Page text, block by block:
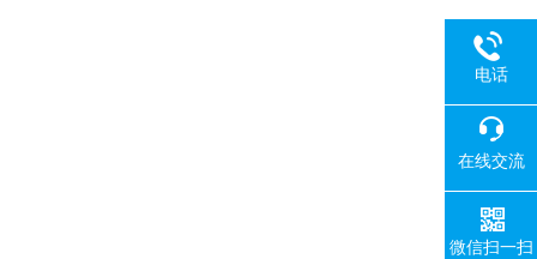
电话
在线交流
微信扫一扫